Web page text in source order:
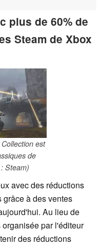
plus de 60% de
Steam de Xbox
est
de
Steam)
avec des réductions
à des ventes
Au lieu de
par l'éditeur
des réductions